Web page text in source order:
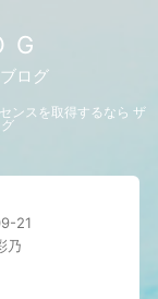
ログ
ンスを取得するなら ザ
21
乃